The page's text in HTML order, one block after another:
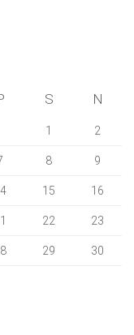
S N
1 2
8 9
15 16
22 23
29 30